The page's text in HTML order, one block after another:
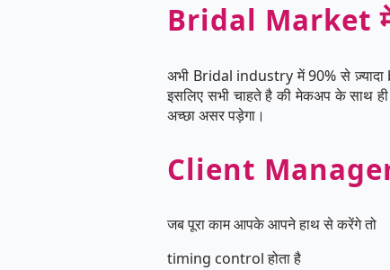
Bridal Market में
अभी Bridal industry में 90% से
इसलिए सभी चाहते है की मेकअप के साथ
अच्छा असर पड़ेगा।
Client
जब पूरा काम आपके आपने हाथ से करेंगे तो
timing control होता है